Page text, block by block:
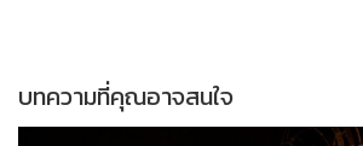
บทความที่คุณอาจสนใจ